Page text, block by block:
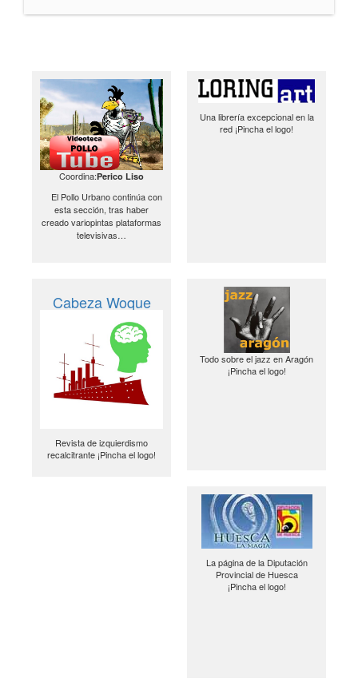
Coordina:Perico Liso
El Pollo Urbano continúa con
esta sección, tras haber
creado variopintas plataformas
televisivas…
Una librería excepcional en la
red ¡Pincha el logo!
Cabeza Woque
Revista de izquierdismo
recalcitrante ¡Pincha el logo!
Todo sobre el jazz en Aragón
¡Pincha el logo!
La página de la Diputación
Provincial de Huesca
¡Pincha el logo!